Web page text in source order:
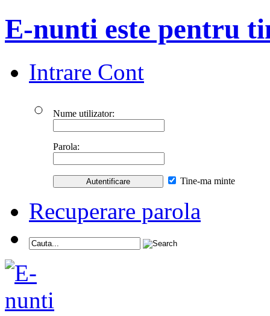
E-nunti este pentru
Intrare Cont
Nume utilizator:
Parola:
Tine-ma minte
Recuperare parola